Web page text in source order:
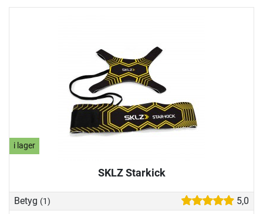
i lager
SKLZ Starkick
Betyg (1) 5,0